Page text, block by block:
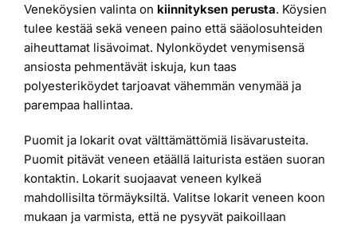
Veneköysien valinta on kiinnityksen perusta. Köysien
tulee kestää sekä veneen paino että sääolosuhteiden
aiheuttamat lisävoimat. Nylonköydet venymisensä
ansiosta pehmentävät iskuja, kun taas
polyesteriköydet tarjoavat vähemmän venymää ja
parempaa hallintaa.
Puomit ja lokarit ovat välttämättömiä lisävarusteita.
Puomit pitävät veneen etäällä laiturista estäen suoran
kontaktin. Lokarit suojaavat veneen kylkeä
mahdollisilta törmäyksiltä. Valitse lokarit veneen koon
mukaan ja varmista, että ne pysyvät paikoillaan